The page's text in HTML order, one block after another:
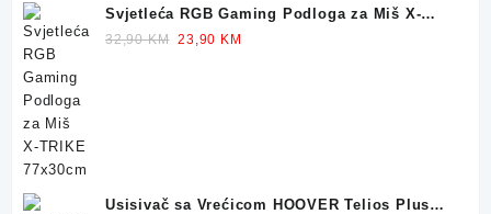
was:
Svjetleća RGB Gaming Podloga za Miš X-
TRIKE 77x30cm
32,90KM Original
23,90 KM
Usisivač sa Vrećicom HOOVER Telios Plus